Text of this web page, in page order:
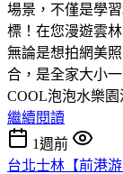
場景，不僅是學
標！在您漫遊雲
無論是想拍網美
合，是全家大小
COOL泡泡水樂園
繼續閱讀
1週前
台北士林【前港